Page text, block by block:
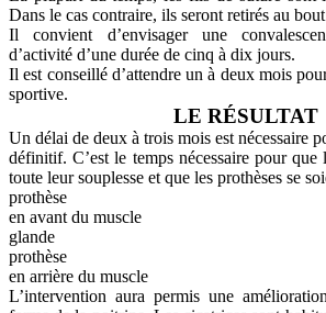
Dans le cas contraire, ils seront retirés au
Il convient d’envisager une
d’activité d’une durée de cinq à dix jours.
Il est conseillé d’attendre un à deux mois
sportive.
LE RÉSULTAT
Un délai de deux à trois mois est nécessaire
définitif. C’est le temps nécessaire pour que
toute leur souplesse et que les prothèses se
prothèse
en avant du muscle
glande
prothèse
en arrière du muscle
L’intervention aura permis une